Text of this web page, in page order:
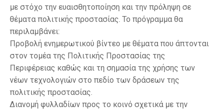
με στόχο την ευαισθητοποίηση και την πρόληψη σε
θέματα πολιτικής προστασίας. Το πρόγραμμα θα
περιλαμβάνει:
Προβολή ενημερωτικού βίντεο με θέματα που άπτονται
στον τομέα της Πολιτικής Προστασίας της
Περιφέρειας καθώς και τη σημασία της χρήσης των
νέων τεχνολογιών στο πεδίο των δράσεων της
πολιτικής προστασίας.
Διανομή φυλλαδίων προς το κοινό σχετικά με την